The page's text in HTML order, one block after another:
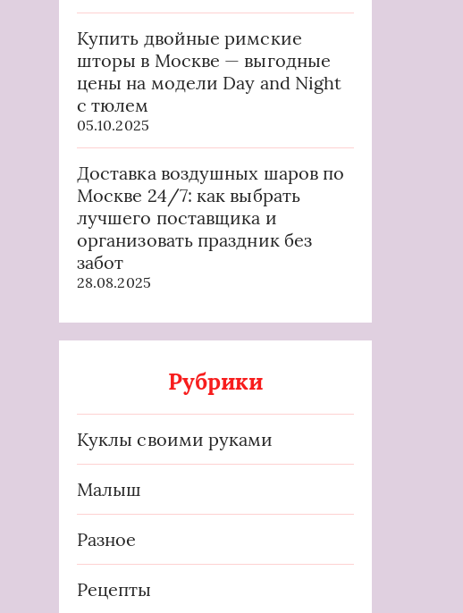
Купить двойные римские
шторы в Москве — выгодные
цены на модели Day and Night
с тюлем
05.10.2025
Доставка воздушных шаров по
Москве 24/7: как выбрать
лучшего поставщика и
организовать праздник без
забот
28.08.2025
Рубрики
Куклы своими руками
Малыш
Разное
Рецепты